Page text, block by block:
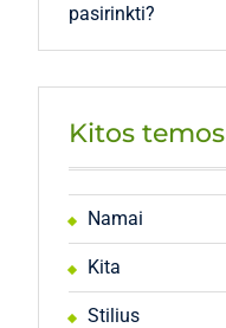
pasirinkti?
Kitos temos
Namai
Kita
Stilius